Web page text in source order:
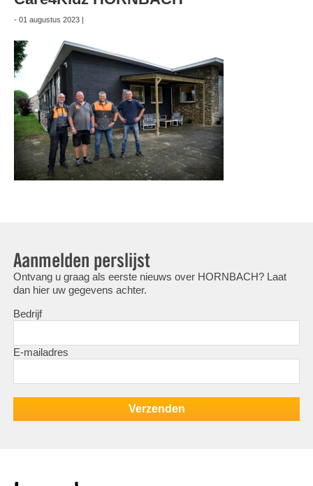
- 01 augustus 2023 |
Aanmelden perslijst
Ontvang u graag als eerste nieuws over HORNBACH? Laat
dan hier uw gegevens achter.
Bedrijf
E-mailadres